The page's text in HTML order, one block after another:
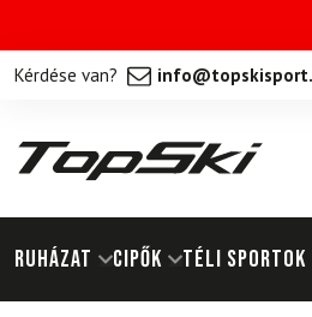
Kérdése van?
RUHÁZAT Cipők TÉLI SPORTOK